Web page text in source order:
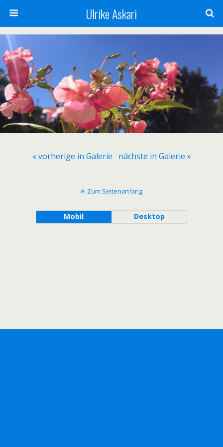
Ulrike Askari
« vorherige in Galerie nächste in Galerie »
Zum Seitenanfang
Mobil Desktop